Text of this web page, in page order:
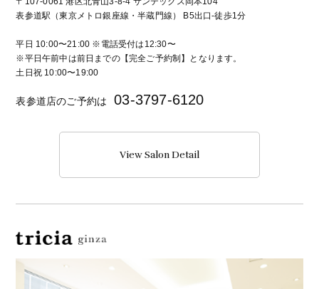
表参道駅（東京メトロ銀座線・半蔵門線） B5出口-徒歩1分
平日 10:00〜21:00 ※電話受付は12:30〜
※平日午前中は前日までの【完全ご予約制】となります。
土日祝 10:00〜19:00
表参道店のご予約は 03-3797-6120
View Salon Detail